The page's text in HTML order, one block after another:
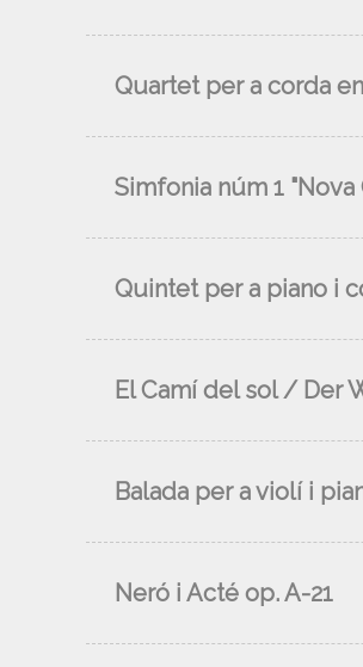
Quartet per a corda
Simfonia núm 1 "Nova
Quintet per a piano i
El Camí del sol / Der
Balada per a violí i
Neró i Acté op. A-21